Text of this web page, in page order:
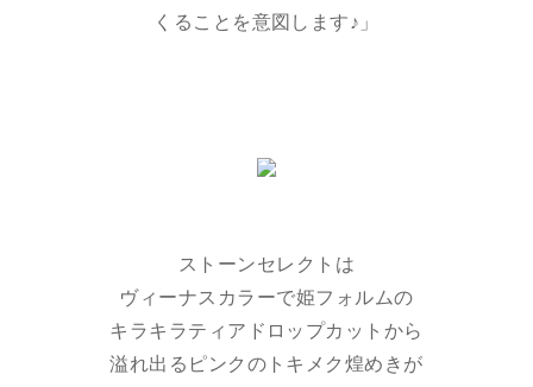
くることを意図します♪」
ストーンセレクトは
ヴィーナスカラーで姫フォルムの
キラキラティアドロップカットから
溢れ出るピンクのトキメク煌めきが